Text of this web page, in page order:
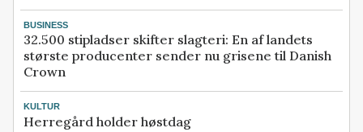
BUSINESS
32.500 stipladser skifter slagteri: En af landets
største producenter sender nu grisene til Danish
Crown
KULTUR
Herregård holder høstdag